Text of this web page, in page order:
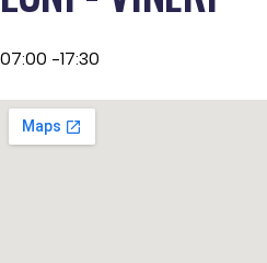
07:00 -17:30